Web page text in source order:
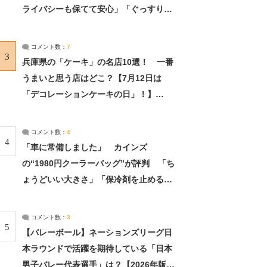
ライバシーも保てて安心」「ぐっすり眠
3
コメント数： 7
兵庫県の「ケーキ」の名店10選！ 一番
うまいと思う店はどこ？【7月12日は
「デコレーションケーキの日」！】
4
コメント数： 4
「車に常備しました」 カインズ
の“1980円クーラーバッグ”が評判 「ち
ょうどいい大きさ」「保冷剤を止めるベ
5
コメント数： 3
【バレーボール】ネーションズリーグ日
本ラウンドで活躍を期待している「日本
男子バレー代表選手」は？【2026年版・